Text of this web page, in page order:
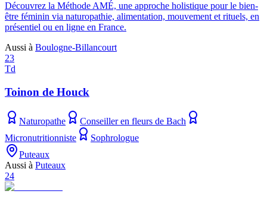
Découvrez la Méthode AMÉ, une approche holistique pour le bien-
être féminin via naturopathie, alimentation, mouvement et rituels, en
présentiel ou en ligne en France.
Aussi à Boulogne-Billancourt
23
Td
Toinon de Houck
Naturopathe
Conseiller en fleurs de Bach
Micronutritionniste
Sophrologue
Puteaux
Aussi à Puteaux
24